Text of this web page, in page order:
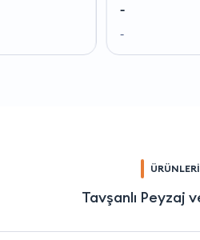
Tavşanlı Peyzaj